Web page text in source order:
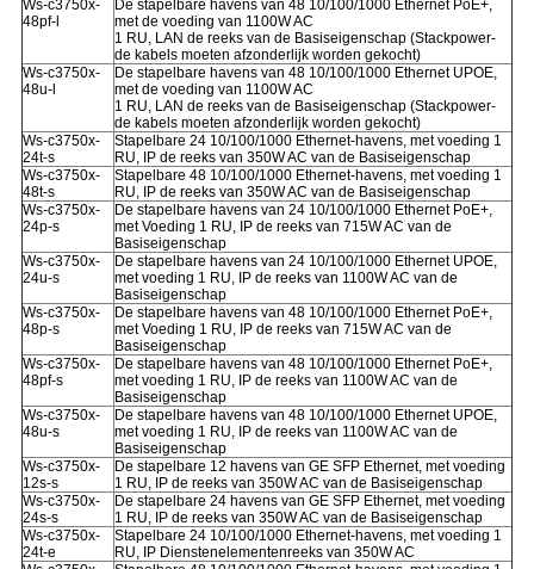
Ws-c3750x-
48pf-l
De stapelbare havens van 48 10/100/1000 Ethernet PoE+,
met de voeding van 1100W AC
1 RU, LAN de reeks van de Basiseigenschap (Stackpower-
de kabels moeten afzonderlijk worden gekocht)
Ws-c3750x-
48u-l
De stapelbare havens van 48 10/100/1000 Ethernet UPOE,
met de voeding van 1100W AC
1 RU, LAN de reeks van de Basiseigenschap (Stackpower-
de kabels moeten afzonderlijk worden gekocht)
Ws-c3750x-
24t-s
Stapelbare 24 10/100/1000 Ethernet-havens, met voeding 1
RU, IP de reeks van 350W AC van de Basiseigenschap
Ws-c3750x-
48t-s
Stapelbare 48 10/100/1000 Ethernet-havens, met voeding 1
RU, IP de reeks van 350W AC van de Basiseigenschap
Ws-c3750x-
24p-s
De stapelbare havens van 24 10/100/1000 Ethernet PoE+,
met Voeding 1 RU, IP de reeks van 715W AC van de
Basiseigenschap
Ws-c3750x-
24u-s
De stapelbare havens van 24 10/100/1000 Ethernet UPOE,
met voeding 1 RU, IP de reeks van 1100W AC van de
Basiseigenschap
Ws-c3750x-
48p-s
De stapelbare havens van 48 10/100/1000 Ethernet PoE+,
met Voeding 1 RU, IP de reeks van 715W AC van de
Basiseigenschap
Ws-c3750x-
48pf-s
De stapelbare havens van 48 10/100/1000 Ethernet PoE+,
met voeding 1 RU, IP de reeks van 1100W AC van de
Basiseigenschap
Ws-c3750x-
48u-s
De stapelbare havens van 48 10/100/1000 Ethernet UPOE,
met voeding 1 RU, IP de reeks van 1100W AC van de
Basiseigenschap
Ws-c3750x-
12s-s
De stapelbare 12 havens van GE SFP Ethernet, met voeding
1 RU, IP de reeks van 350W AC van de Basiseigenschap
Ws-c3750x-
24s-s
De stapelbare 24 havens van GE SFP Ethernet, met voeding
1 RU, IP de reeks van 350W AC van de Basiseigenschap
Ws-c3750x-
24t-e
Stapelbare 24 10/100/1000 Ethernet-havens, met voeding 1
RU, IP Dienstenelementenreeks van 350W AC